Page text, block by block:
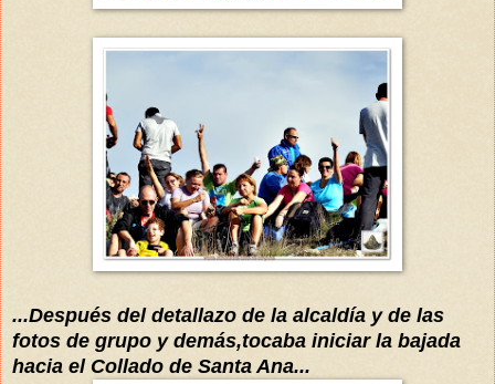
...Después del detallazo de la alcaldía y de las
fotos de grupo y demás,tocaba iniciar la bajada
hacia el Collado de Santa Ana...